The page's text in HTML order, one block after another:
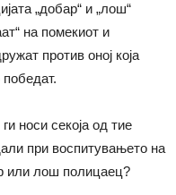
„добар“ и „лош“
на помекиот и
против оној која
носи секоја од тие
при воспитувањето на
или лош полицаец?